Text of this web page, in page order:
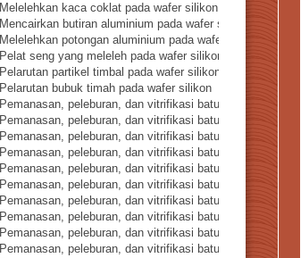
Melelehkan kaca coklat pada wafer silikon
Mencairkan butiran aluminium pada wafer silikon
Melelehkan potongan aluminium pada wafer silikon
Pelat seng yang meleleh pada wafer silikon
Pelarutan partikel timbal pada wafer silikon
Pelarutan bubuk timah pada wafer silikon
Pemanasan, peleburan, dan vitrifikasi batuan seri 1-
Pemanasan, peleburan, dan vitrifikasi batuan seri 2-
Pemanasan, peleburan, dan vitrifikasi batuan seri 3-Batu
Pemanasan, peleburan, dan vitrifikasi batuan seri 4-
Pemanasan, peleburan, dan vitrifikasi batuan seri 5-
Pemanasan, peleburan, dan vitrifikasi batuan seri 6-
Pemanasan, peleburan, dan vitrifikasi batuan seri 7-Basalt
Pemanasan, peleburan, dan vitrifikasi batuan seri 8-Batu
Pemanasan, peleburan, dan vitrifikasi batuan seri 9-Granit
Pemanasan, peleburan, dan vitrifikasi batuan seri 10-